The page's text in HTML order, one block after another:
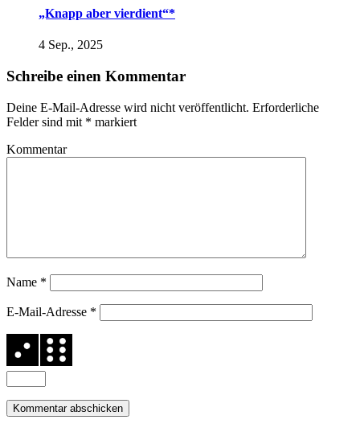
„Knapp aber vierdient“*
4 Sep., 2025
Schreibe einen Kommentar
Deine E-Mail-Adresse wird nicht veröffentlicht. Erforderliche
Felder sind mit * markiert
Kommentar
Name *
E-Mail-Adresse *